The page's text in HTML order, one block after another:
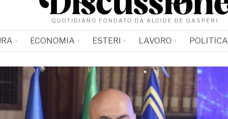
QUOTIDIANO FONDATO DA ALCIDE DE GASPERI
ECONOMIA ESTERI LAVORO POLITICA